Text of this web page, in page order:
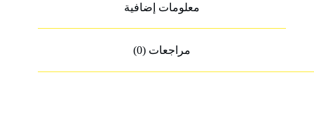
معلومات إضافية
مراجعات (0)